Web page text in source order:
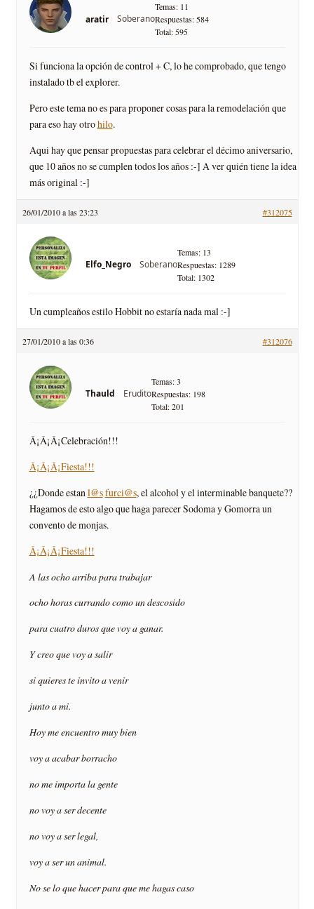
aratir Soberano
Temas: 11
Respuestas: 584
Total: 595
Si funciona la opción de control + C, lo he comprobado, que tengo
instalado tb el explorer.
Pero este tema no es para proponer cosas para la remodelación que
para eso hay otrohilo.
Aqui hay que pensar propuestas para celebrar el décimo aniversario,
que 10 años no se cumplen todos los años :-] A ver quién tiene la idea
más original :-]
26/01/2010 a las 23:23 #312075
Elfo_Negro Soberano
Temas: 13
Respuestas: 1289
Total: 1302
Un cumpleaños estilo Hobbit no estaría nada mal :-]
27/01/2010 a las 0:36 #312076
Thauld Erudito
Temas: 3
Respuestas: 198
Total: 201
Â¡Â¡Â¡Celebración!!!
Â¡Â¡Â¡Fiesta!!!
¿¿Donde estan l@sfurci@s, el alcohol y el interminable banquete??
Hagamos de esto algo que haga parecer Sodoma y Gomorra un
convento de monjas.
Â¡Â¡Â¡Fiesta!!!
A las ocho arriba para trabajar
ocho horas currando como un descosido
para cuatro duros que voy a ganar.
Y creo que voy a salir
si quieres te invito a venir
junto a mi.
Hoy me encuentro muy bien
voy a acabar borracho
no me importa la gente
no voy a ser decente
no voy a ser legal,
voy a ser un animal.
No se lo que hacer para que me hagas caso